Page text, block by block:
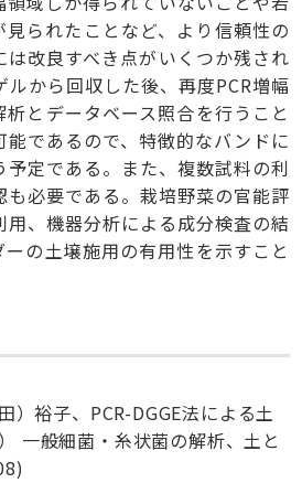
られたことなど、より信頼性の
改良すべき点がいくつか残され
から回収した後、再度PCR増幅
とデータベース照合を行うこと
であるので、特徴的なバンドに
定である。また、複数試料の利
必要である。栽培野菜の官能評
、機器分析による成分検査の結
の土壌施用の有用性を示すこと
）裕子、PCR-DGGE法による土
一般細菌・糸状菌の解析、土と